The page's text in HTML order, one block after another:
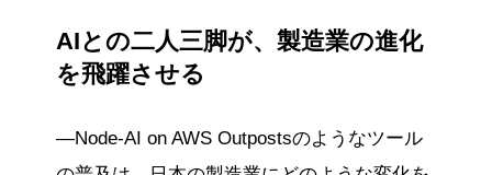
AIとの二人三脚が、製造業の進化
を飛躍させる
―Node-AI on AWS Outpostsのようなツール